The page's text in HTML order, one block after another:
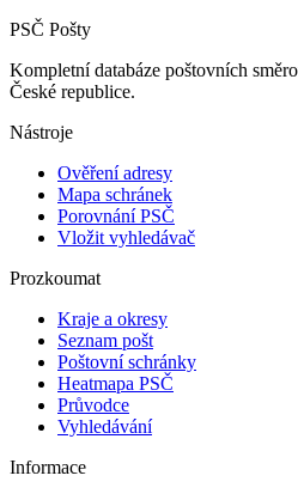
PSČ Pošty
Kompletní databáze poštovních
České republice.
Nástroje
Ověření adresy
Mapa schránek
Porovnání PSČ
Vložit vyhledávač
Prozkoumat
Kraje a okresy
Seznam pošt
Poštovní schránky
Heatmapa PSČ
Průvodce
Vyhledávání
Informace